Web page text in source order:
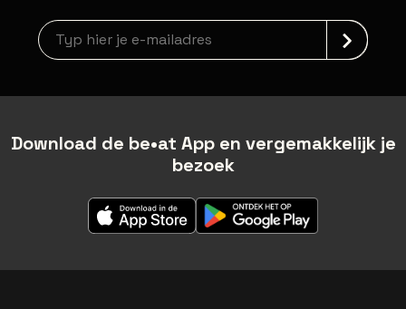
Nieuwsbrief aanmelding
Download de be•at App en vergemakkelijk je
bezoek